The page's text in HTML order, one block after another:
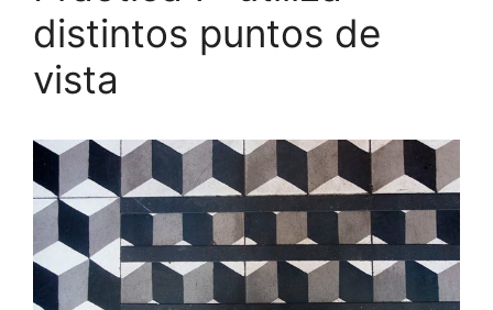
distintos puntos de
vista